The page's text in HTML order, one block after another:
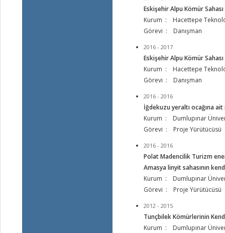
Eskişehir Alpu Kömür
Kurum : Hacettepe
Görevi : Danışman
2016 - 2017
Eskişehir Alpu Kömür
Kurum : Hacettepe
Görevi : Danışman
2016 - 2016
İğdekuzu yeraltı ocağına
Kurum : Dumlupınar
Görevi : Proje Yürütücüsü
2016 - 2016
Polat Madencilik Turizm
Amasya linyit sahasının
Kurum : Dumlupınar
Görevi : Proje Yürütücüsü
2012 - 2015
Tunçbilek Kömürlerinin
Kurum : Dumlupınar